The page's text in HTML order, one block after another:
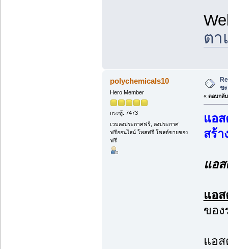
ตา
polychemicals10
Hero Member
กระทู้: 7473
เวบลงประกาศฟรี, ลงประกาศ
ฟรีออนไลน์ โพสฟรี โพสต์ขายของ
ฟรี
ช
« ตอบกลั
แอ
สร้า
แอ
แอ
ขอ
แอ